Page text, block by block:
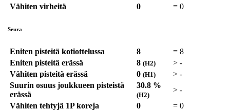
Vähiten virheitä
0 = 0
Seura
Eniten pisteitä kotiottelussa 8 = 8
Eniten pisteitä erässä
8 (H2) > -
Vähiten pisteitä erässä
0 (H1) > -
Suurin osuus joukkueen pisteistä
erässä
30.8 %
(H2)
> -
Vähiten tehtyjä 1P koreja
0 = 0